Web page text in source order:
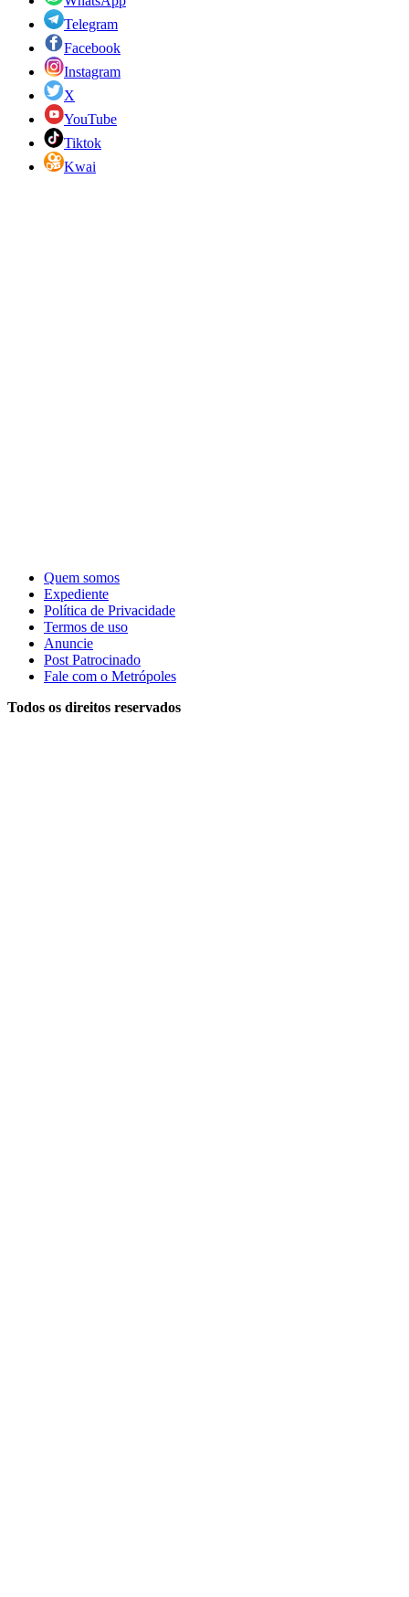
Telegram
Facebook
Instagram
X
YouTube
Tiktok
Kwai
Quem somos
Expediente
Política de Privacidade
Termos de uso
Anuncie
Post Patrocinado
Fale com o Metrópoles
Todos os direitos reservados